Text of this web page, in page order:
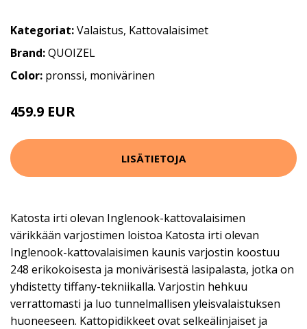
Kategoriat:Valaistus, Kattovalaisimet
Brand:QUOIZEL
Color: pronssi, monivärinen
459.9 EUR
LISÄTIETOJA
Katosta irti olevan Inglenook-kattovalaisimen
värikkään varjostimen loistoa Katosta irti olevan
Inglenook-kattovalaisimen kaunis varjostin koostuu
248 erikokoisesta ja monivärisestä lasipalasta, jotka on
yhdistetty tiffany-tekniikalla. Varjostin hehkuu
verrattomasti ja luo tunnelmallisen yleisvalaistuksen
huoneeseen. Kattopidikkeet ovat selkeälinjaiset ja